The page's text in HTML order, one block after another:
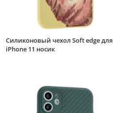
Силиконовый чехол Soft edge для
iPhone 11 носик